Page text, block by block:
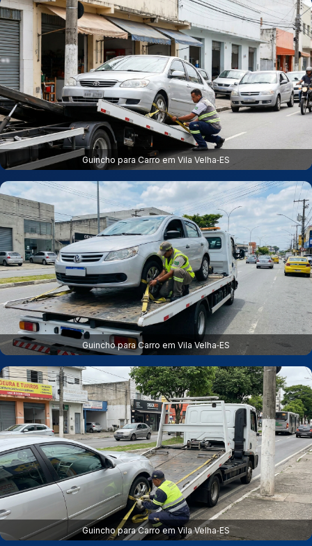
Guincho para Carro em Vila Velha‑ES
Guincho para Carro em Vila Velha‑ES
Guincho para Carro em Vila Velha‑ES